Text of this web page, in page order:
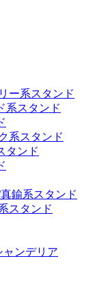
ー系スタンド
系スタンド
系スタンド
タンド
鍮系スタンド
スタンド
ンデリア